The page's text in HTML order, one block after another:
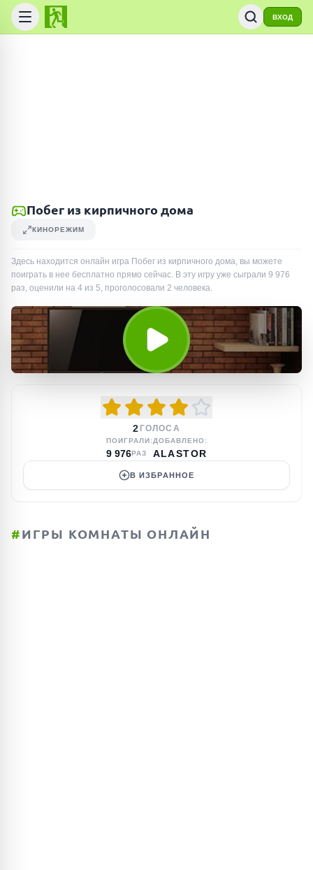
ВХОД
Побег из кирпичного дома
КИНОРЕЖИМ
Здесь находится онлайн игра Побег из кирпичного дома, вы можете
поиграть в нее бесплатно прямо сейчас. В эту игру уже сыграли 9 976
раз, оценили на 4 из 5, проголосовали 2 человека.
2 ГОЛОСА
ПОИГРАЛИ:
9 976РАЗ
ДОБАВЛЕНО:
ALASTOR
В ИЗБРАННОЕ
#ИГРЫ КОМНАТЫ ОНЛАЙН